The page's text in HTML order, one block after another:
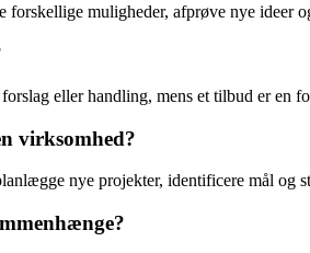
muligheder, afprøve nye ideer
eller handling, mens et tilbud er en
virksomhed?
nye projekter, identificere mål og